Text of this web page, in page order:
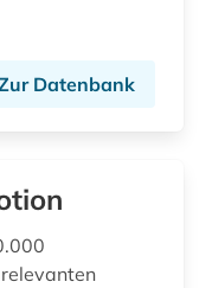
Datenbank